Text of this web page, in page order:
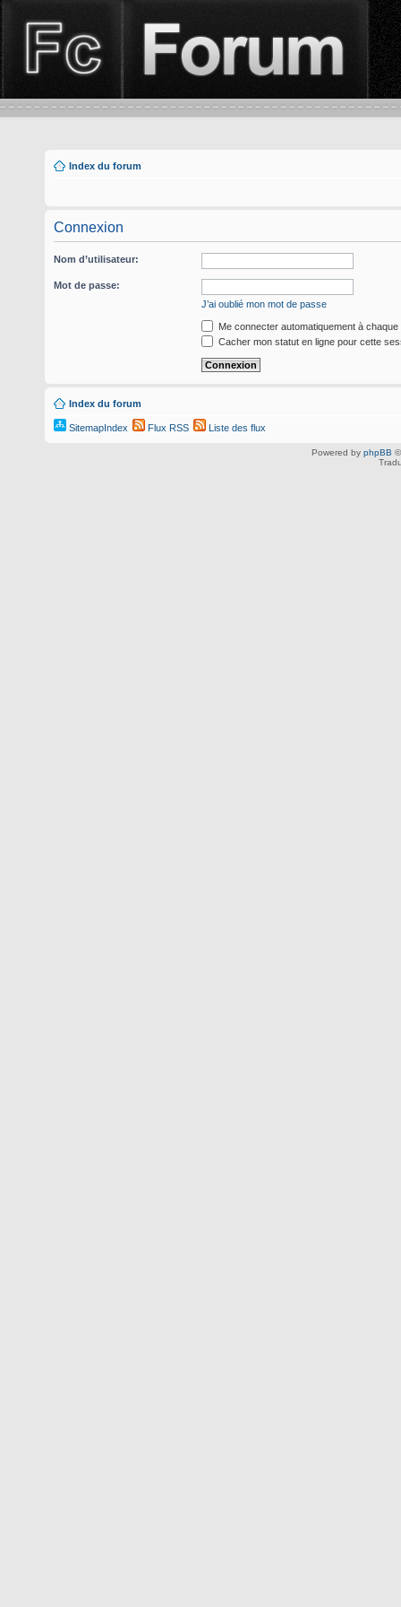
Index du forum
Connexion
Nom d’utilisateur:
Mot de passe:
J’ai oublié mon mot de passe
Me connecter automatiquement à chaque
Cacher mon statut en ligne pour cette
Index du forum
SitemapIndex Flux RSS Liste des flux
Powered by phpBB